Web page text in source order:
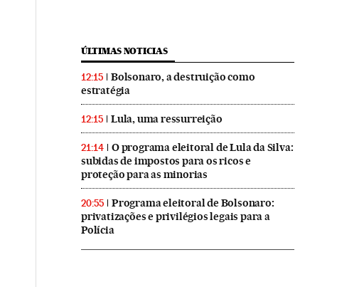
ÚLTIMAS NOTICIAS
12:15
Bolsonaro, a destruição como
estratégia
12:15 Lula, uma ressurreição
21:14
O programa eleitoral de Lula da Silva:
subidas de impostos para os ricos e
proteção para as minorias
20:55
Programa eleitoral de Bolsonaro:
privatizações e privilégios legais para a
Polícia